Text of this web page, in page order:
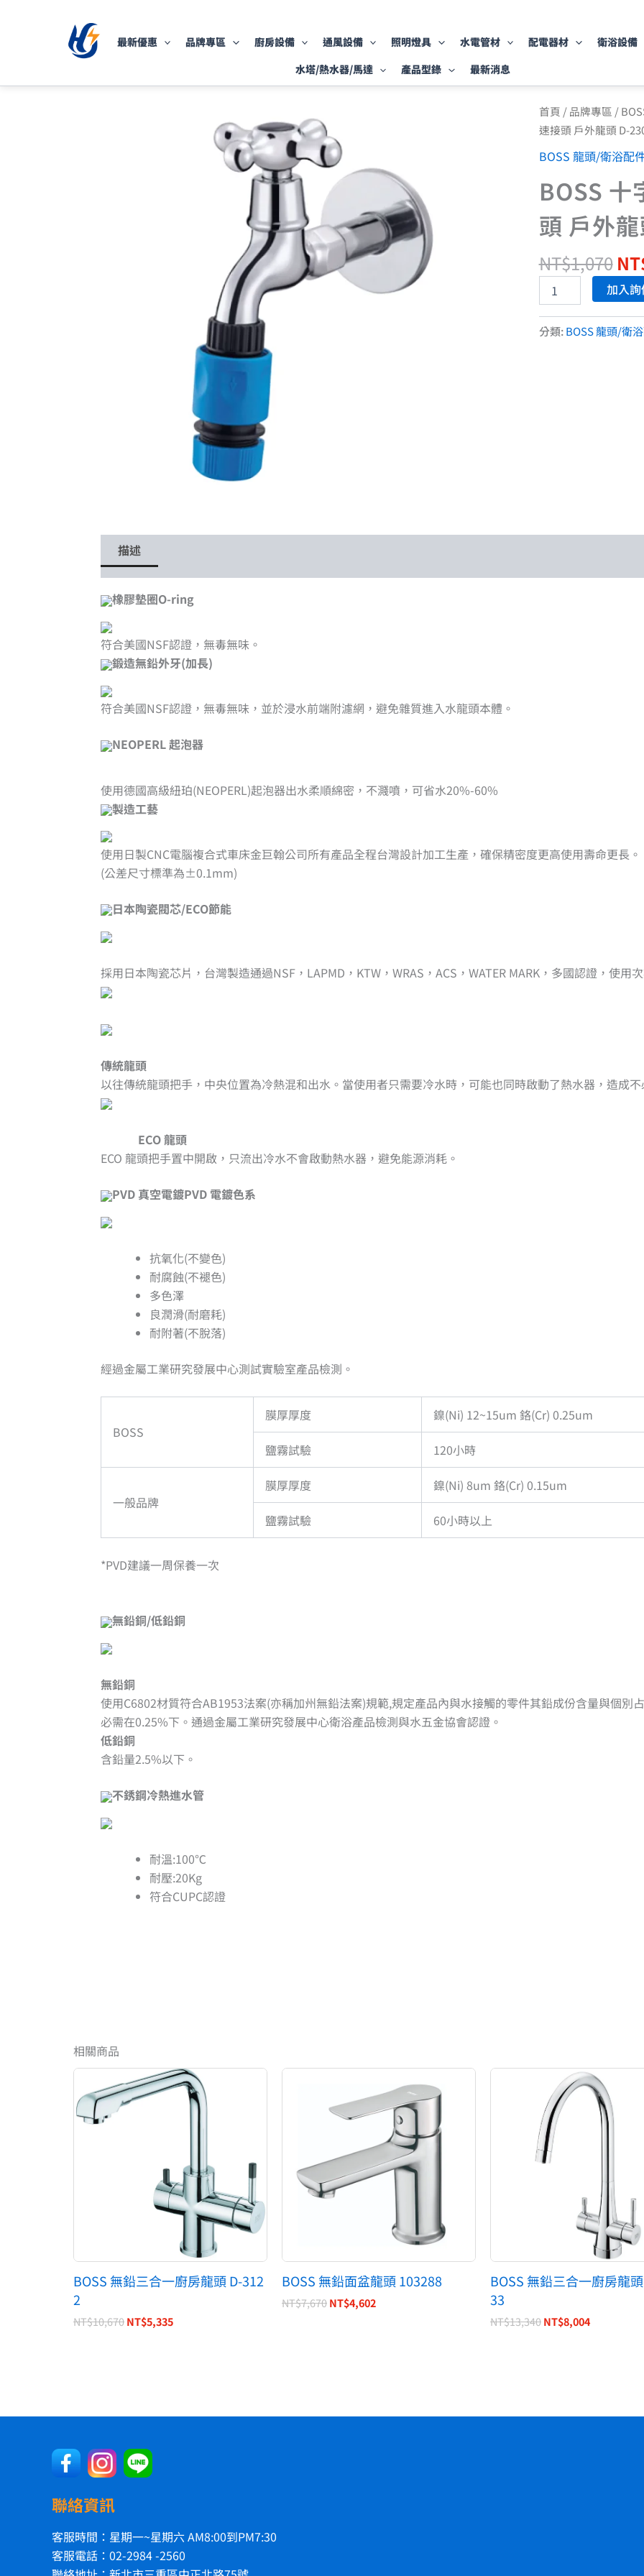
內
最新優惠 品牌專區 廚房設備 通風設備 照明燈具 水電管材 配電器材
衛浴設備
水塔/熱水器/馬達
產品型錄 最新消息
首頁 /品牌專區 /
速接頭 戶外龍頭 D-
BOSS 龍頭/衛浴配
BOSS 十
頭 戶外
NT$1,070
原
始
價
格
BOSS
十
字
陶
長
栓
快
速
頭
戶
頭
D-
加入
分類:BOSS 龍頭/衛
描述
橡膠墊圈O-ring
符合美國NSF認證，無毒無味。
鍛造無鉛外牙(加長)
符合美國NSF認證，無毒無味，並於浸水前端附濾網，避免雜質進入水龍頭本體。
NEOPERL 起泡器
使用德國高級紐珀(NEOPERL)起泡器出水柔順綿密，不濺噴，可省水20%-60%
製造工藝
使用日製CNC電腦複合式車床金巨翰公司所有產品全程台灣設計加工生產，確保精密度更高使用壽命更長。
(公差尺寸標準為±0.1mm)
日本陶瓷閥芯/ECO節能
採用日本陶瓷芯片，台灣製造通過NSF，LAPMD，KTW，WRAS，ACS，WATER MARK，多國認證，使用
傳統龍頭
以往傳統龍頭把手，中央位置為冷熱混和出水。當使用者只需要冷水時，可能也同時啟動了熱水器，造成
ECO 龍頭
ECO 龍頭把手置中開啟，只流出冷水不會啟動熱水器，避免能源消耗。
PVD 真空電鍍PVD 電鍍色系
抗氧化(不變色)
耐腐蝕(不褪色)
多色澤
良潤滑(耐磨耗)
耐附著(不脫落)
經過金屬工業研究發展中心測試實驗室產品檢測。
BOSS
膜厚厚度 鎳(Ni) 12~15um 鉻(Cr) 0.25um
鹽霧試驗 120小時
一般品牌
膜厚厚度 鎳(Ni) 8um 鉻(Cr) 0.15um
鹽霧試驗 60小時以上
*PVD建議一周保養一次
無鉛銅/低鉛銅
無鉛銅
使用C6802材質符合AB1953法案(亦稱加州無鉛法案)規範,規定產品內與水接觸的零件其鉛成份含量與個別
必需在0.25%下。通過金屬工業研究發展中心衛浴產品檢測與水五金協會認證。
低鉛銅
含鉛量2.5%以下。
不銹鋼冷熱進水管
耐溫:100℃
耐壓:20Kg
符合CUPC認證
相關商品
BOSS 無鉛三合一廚房龍頭 D-312
2
NT$10,670
原
始
價
NT$5,335
目
前
NT$5,335。
BOSS 無鉛面盆龍頭 103288
NT$7,670
原
格：
NT$7,670。
NT$4,602
目
價
格：
NT$4,602。
BOSS 無鉛三合一廚房龍
33
NT$13,340
原
價
格：
NT$13,340。
NT$8,004
目
前
價
格：
NT$8,004
聯絡資訊
客服時間：星期一~星期六 AM8:00到PM7:30
客服電話：02-2984 -2560